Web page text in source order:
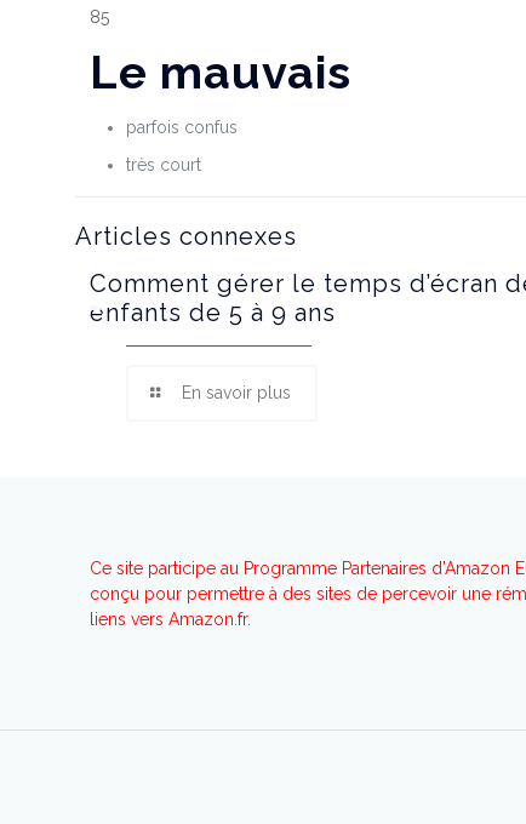
85
Le mauvais
parfois confus
très court
Articles connexes
Comment gérer le temps d’écran
enfants de 5 à 9 ans
En savoir plus
Ce site participe au Programme Partenaires d’Amazon
conçu pour permettre à des sites de percevoir une
liens vers Amazon.fr.